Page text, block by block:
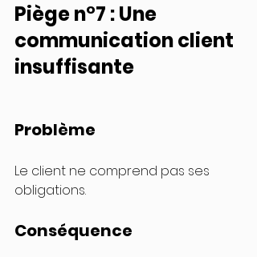
Piège n°7 : Une
communication client
insuffisante
Problème
Le client ne comprend pas ses
obligations.
Conséquence